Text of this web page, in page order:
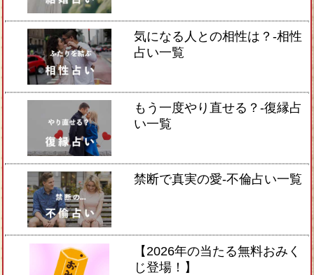
気になる人との相性は？-相性
占い一覧
もう一度やり直せる？-復縁占
い一覧
禁断で真実の愛-不倫占い一覧
【2026年の当たる無料おみく
じ登場！】